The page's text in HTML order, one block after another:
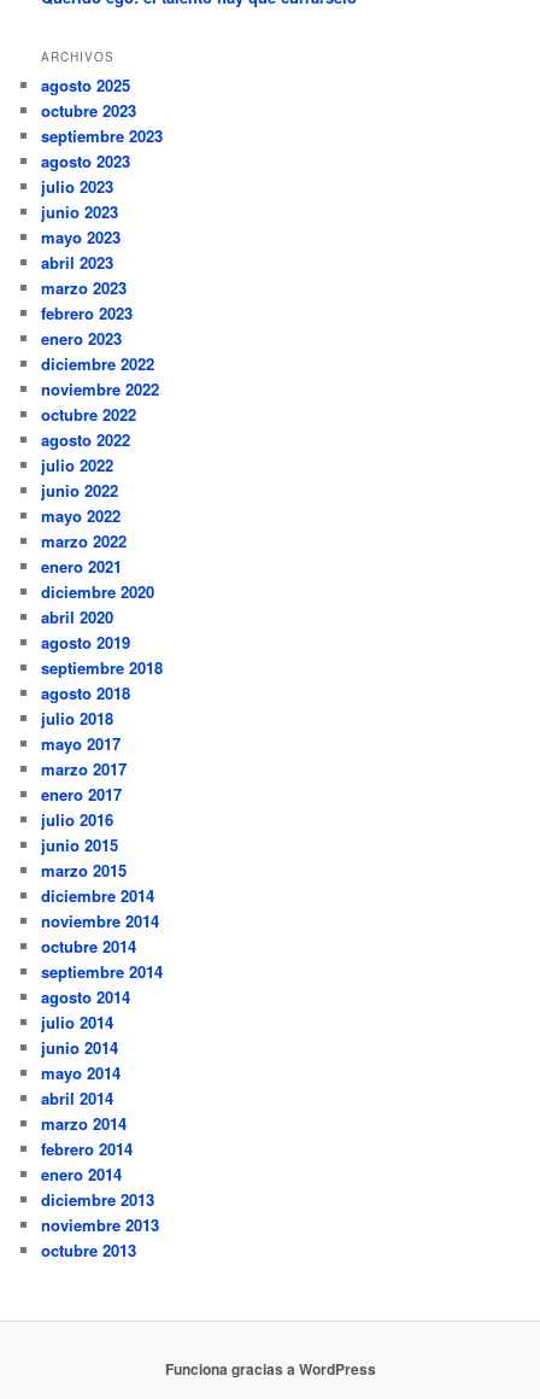
ARCHIVOS
agosto 2025
octubre 2023
septiembre 2023
agosto 2023
julio 2023
junio 2023
mayo 2023
abril 2023
marzo 2023
febrero 2023
enero 2023
diciembre 2022
noviembre 2022
octubre 2022
agosto 2022
julio 2022
junio 2022
mayo 2022
marzo 2022
enero 2021
diciembre 2020
abril 2020
agosto 2019
septiembre 2018
agosto 2018
julio 2018
mayo 2017
marzo 2017
enero 2017
julio 2016
junio 2015
marzo 2015
diciembre 2014
noviembre 2014
octubre 2014
septiembre 2014
agosto 2014
julio 2014
junio 2014
mayo 2014
abril 2014
marzo 2014
febrero 2014
enero 2014
diciembre 2013
noviembre 2013
octubre 2013
Funciona gracias a WordPress